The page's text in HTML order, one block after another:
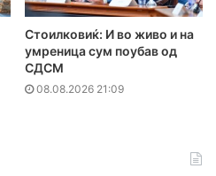
Стоилковиќ: И во живо и на
умреница сум поубав од
СДСМ
08.08.2026 21:09